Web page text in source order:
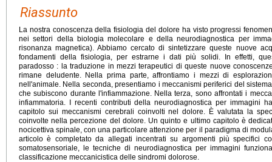
Riassunto
La nostra conoscenza della fisiologia del dolore ha visto progressi
nei settori della biologia molecolare e della neurodiagnostica per
risonanza magnetica). Abbiamo cercato di sintetizzare queste nuove
fondamenti della fisiologia, per estrarne i dati più solidi. In effetti,
paradosso : la traduzione in mezzi terapeutici di queste nuove
rimane deludente. Nella prima parte, affrontiamo i mezzi di
nell'animale. Nella seconda, presentiamo i meccanismi periferici del
che subiscono durante l'infiammazione. Nella terza, sono affrontati i
infiammatoria. I recenti contributi della neurodiagnostica per immagini
capitolo sui meccanismi cerebrali coinvolti nel dolore. È valutata la
coinvolte nella percezione del dolore. Un quinto e ultimo capitolo è
nocicettiva spinale, con una particolare attenzione per il paradigma di
articolo è completato da allegati incentrati su argomenti più specifici
somatosensoriale, le tecniche di neurodiagnostica per immagini
classificazione meccanicistica delle sindromi dolorose.